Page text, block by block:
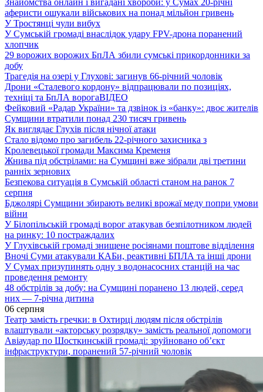
Знайомства онлайн і вигадані хвороби: у Сумах 20-річні
аферисти ошукали військових на понад мільйон гривень
У Тростянці чули вибух
У Сумській громаді внаслідок удару FPV-дрона поранений
хлопчик
29 ворожих ворожих БпЛА збили сумські прикордонники за
добу
Трагедія на озері у Глухові: загинув 66-річний чоловік
Дрони «Сталевого кордону» відпрацювали по позиціях,
техніці та БпЛА ворогаВІДЕО
Фейковий «Радар України» та дзвінок із «банку»: двоє жителів
Сумщини втратили понад 230 тисяч гривень
Як виглядає Глухів після нічної атаки
Стало відомо про загибель 22-річного захисника з
Кролевецької громади Максима Кременя
Жнива під обстрілами: на Сумщині вже зібрали дві третини
ранніх зернових
Безпекова ситуація в Сумській області станом на ранок 7
серпня
Бджолярі Сумщини збирають великі врожаї меду попри умови
війни
У Білопільській громаді ворог атакував безпілотником людей
на ринку: 10 постраждалих
У Глухівській громаді знищене росіянами поштове відділення
Вночі Суми атакували КАБи, реактивні БПЛА та інші дрони
У Сумах призупинять одну з водонасосних станцій на час
проведення ремонту
48 обстрілів за добу: на Сумщині поранено 13 людей, серед
них — 7-річна дитина
06 серпня
Театр замість гречки: в Охтирці людям після обстрілів
влаштували «акторську розрядку» замість реальної допомоги
Авіаудар по Шосткинській громаді: зруйновано об’єкт
інфраструктури, поранений 57-річний чоловік